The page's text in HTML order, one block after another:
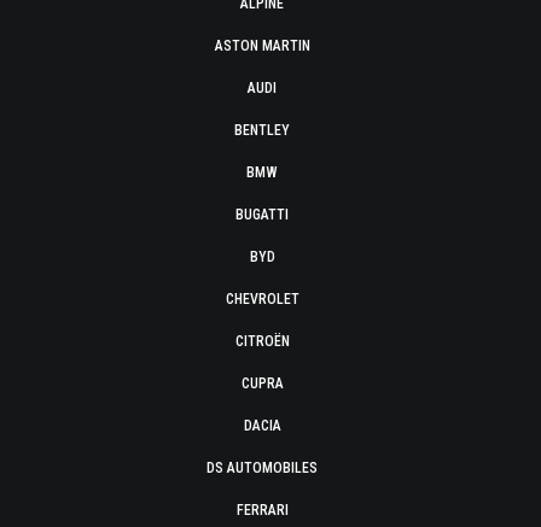
ALPINE
ASTON MARTIN
AUDI
BENTLEY
BMW
BUGATTI
BYD
CHEVROLET
CITROËN
CUPRA
DACIA
DS AUTOMOBILES
FERRARI